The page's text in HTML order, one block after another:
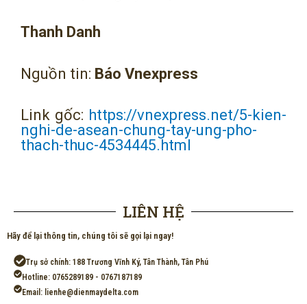
Thanh Danh
Nguồn tin: Báo Vnexpress
Link gốc: https://vnexpress.net/5-kien-
nghi-de-asean-chung-tay-ung-pho-
thach-thuc-4534445.html
LIÊN HỆ
Hãy để lại thông tin, chúng tôi sẽ gọi lại ngay!
Trụ sở chính: 188 Trương Vĩnh Ký, Tân Thành, Tân Phú
Hotline: 0765289189 - 0767187189
Email: lienhe@dienmaydelta.com